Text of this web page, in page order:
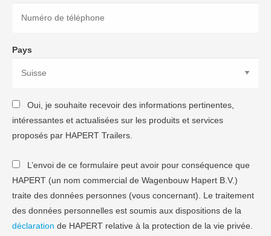
Pays
Oui, je souhaite recevoir des informations pertinentes,
intéressantes et actualisées sur les produits et services
proposés par HAPERT Trailers.
L’envoi de ce formulaire peut avoir pour conséquence que
HAPERT (un nom commercial de Wagenbouw Hapert B.V.)
traite des données personnes (vous concernant). Le traitement
des données personnelles est soumis aux dispositions de la
déclaration de HAPERT relative à la protection de la vie privée.